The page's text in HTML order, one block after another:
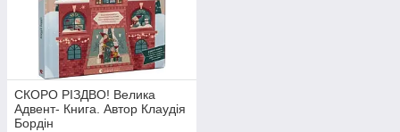
СКОРО РІЗДВО! Велика
Адвент- Книга. Автор Клаудія
Бордін